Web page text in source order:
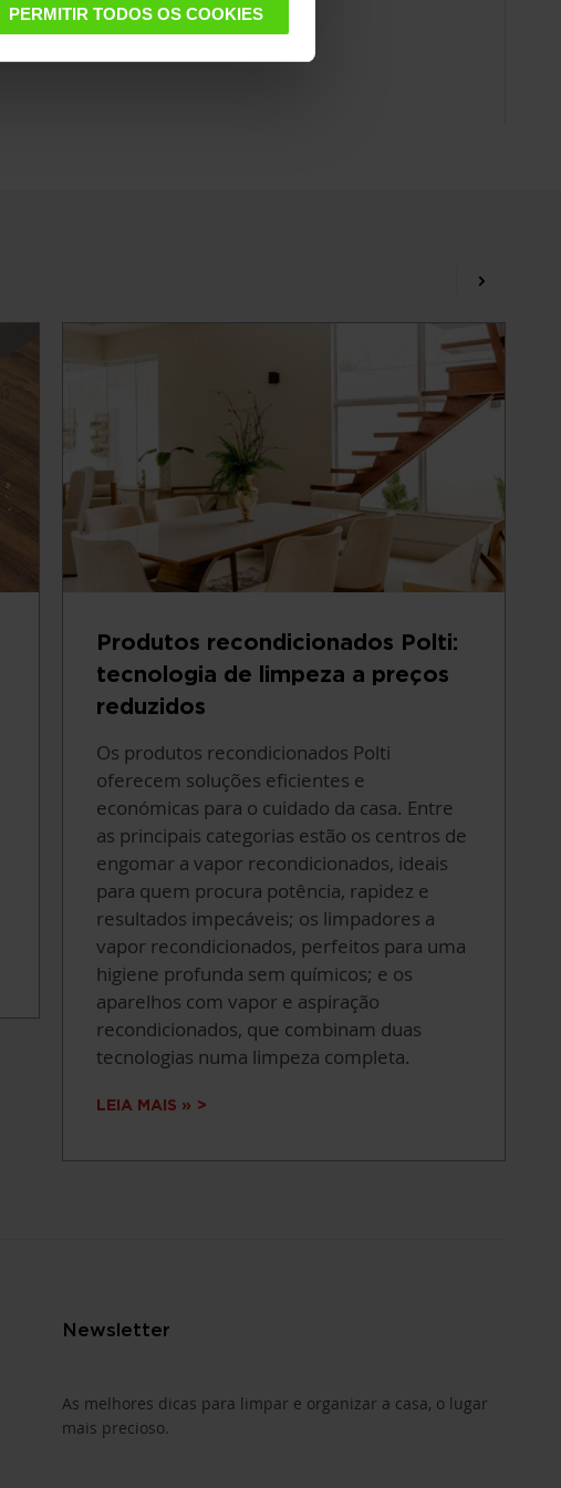
PERMITIR TODOS OS COOKIES
Produtos recondicionados Polti:
tecnologia de limpeza a preços
reduzidos
Os produtos recondicionados Polti
oferecem soluções eficientes e
económicas para o cuidado da casa. Entre
as principais categorias estão os centros de
engomar a vapor recondicionados, ideais
para quem procura potência, rapidez e
resultados impecáveis; os limpadores a
vapor recondicionados, perfeitos para uma
higiene profunda sem químicos; e os
aparelhos com vapor e aspiração
recondicionados, que combinam duas
tecnologias numa limpeza completa.
LEIA MAIS »
Newsletter
As melhores dicas para limpar e organizar a casa, o lugar
mais precioso.